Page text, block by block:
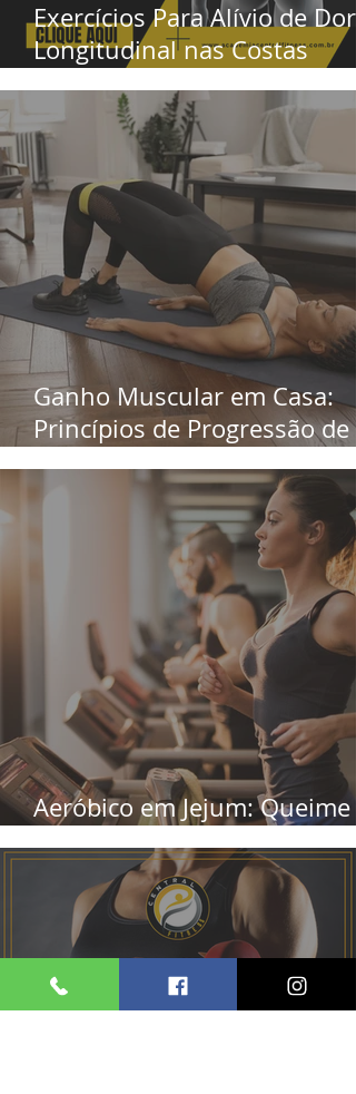
Exercícios Para Alívio de Dor
Longitudinal nas Costas
(Baseado em Ciência)
Ganho Muscular em Casa:
Princípios de Progressão de
Carga Sem Equipamentos
Aeróbico em Jejum: Queime
Gordura & Preserve